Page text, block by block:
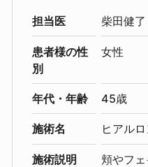
担当医 柴田健了
患者様の性
別
女性
年代・年齢 45歳
施術名 ヒアル
施術説明
頬やフ